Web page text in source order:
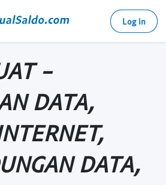
Log in
-
DATA,
DATA,